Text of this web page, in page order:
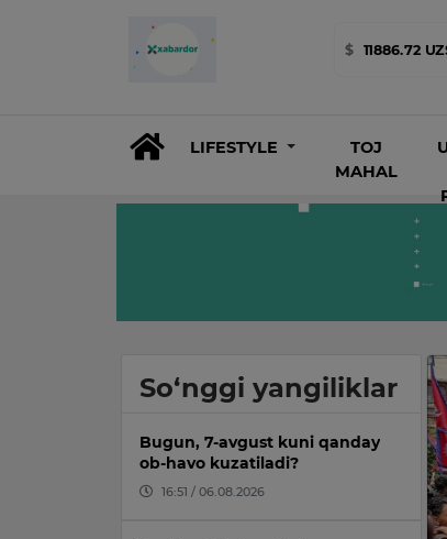
$ 11886.72
LIFESTYLE
TOJ
MAHAL
So‘nggi yangiliklar
Bugun, 7-avgust kuni qanday
ob-havo kuzatiladi?
16:51 / 06.08.2026